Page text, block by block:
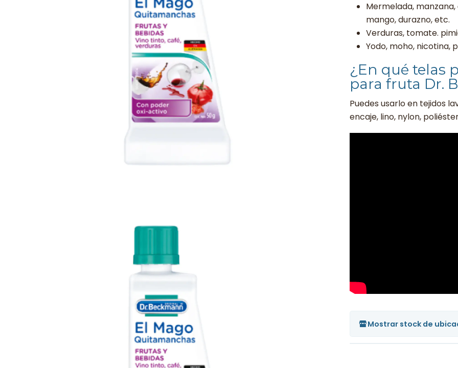
Mermelada,
mango, durazno, etc.
Verduras, tomate.
Yodo, moho, nicotina,
¿En qué telas
para fruta Dr.
Puedes usarlo en tejidos
encaje, lino, nylon,
Mostrar stock de